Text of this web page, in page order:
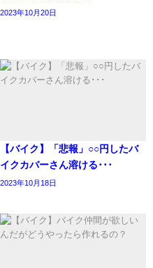
2023年10月20日
【バイク】「悲報」○○円したバ
イクカバーさん溶ける･･･
2023年10月18日